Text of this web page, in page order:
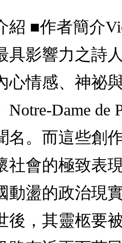
紹 ■作者簡介
具影響力之詩
心情感、神祕
Notre-Dame
名。而這些創
社會的極致表
動盪的政治現
後，其靈柩要